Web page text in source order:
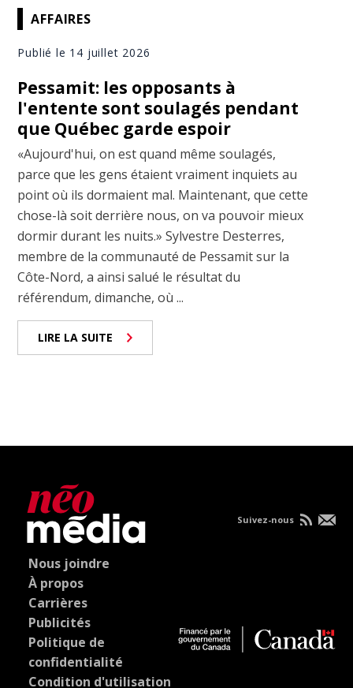
AFFAIRES
Publié le 14 juillet 2026
Pessamit: les opposants à
l'entente sont soulagés pendant
que Québec garde espoir
«Aujourd'hui, on est quand même soulagés,
parce que les gens étaient vraiment inquiets au
point où ils dormaient mal. Maintenant, que cette
chose-là soit derrière nous, on va pouvoir mieux
dormir durant les nuits.» Sylvestre Desterres,
membre de la communauté de Pessamit sur la
Côte-Nord, a ainsi salué le résultat du
référendum, dimanche, où ...
LIRE LA SUITE
Nous joindre
À propos
Carrières
Publicités
Politique de
confidentialité
Condition d'utilisation
Suivez-nous